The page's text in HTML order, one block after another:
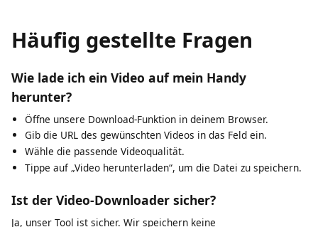
and downloading publicly available videos where
permitted.
Häufig gestellte Fragen
Wie lade ich ein Video auf mein Handy
herunter?